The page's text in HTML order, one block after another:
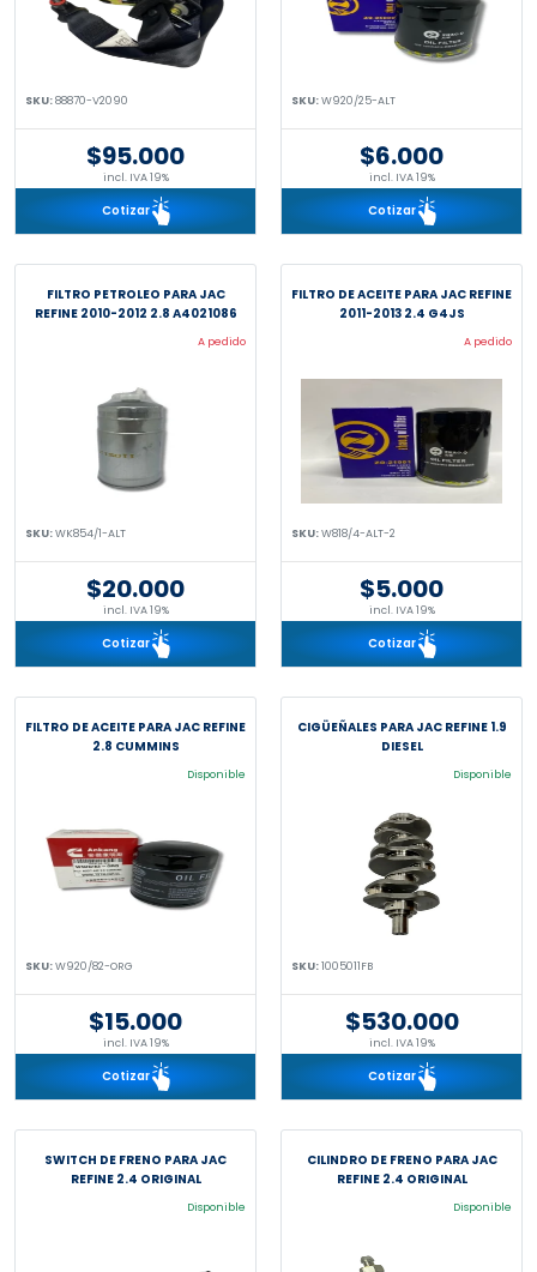
SKU:88870-V2090
$95.000
incl. IVA 19%
Cotizar
SKU:W920/25-ALT
$6.000
incl. IVA 19%
Cotizar
FILTRO PETROLEO PARA JAC
REFINE 2010-2012 2.8 A4021086
A pedido
SKU:WK854/1-ALT
$20.000
incl. IVA 19%
Cotizar
FILTRO DE ACEITE PARA JAC REFINE
2011-2013 2.4 G4JS
A pedido
SKU:W818/4-ALT-2
$5.000
incl. IVA 19%
Cotizar
FILTRO DE ACEITE PARA JAC REFINE
2.8 CUMMINS
Disponible
SKU:W920/82-ORG
$15.000
incl. IVA 19%
Cotizar
CIGÜEÑALES PARA JAC REFINE 1.9
DIESEL
Disponible
SKU:1005011FB
$530.000
incl. IVA 19%
Cotizar
SWITCH DE FRENO PARA JAC
REFINE 2.4 ORIGINAL
Disponible
CILINDRO DE FRENO PARA JAC
REFINE 2.4 ORIGINAL
Disponible